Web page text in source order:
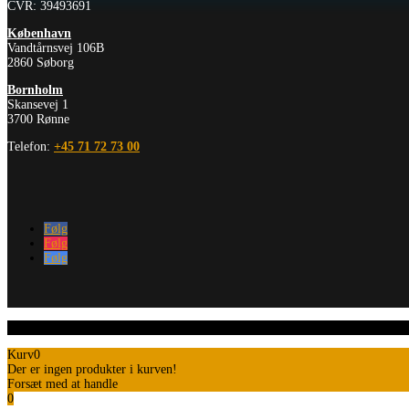
CVR: 39493691
København
Vandtårnsvej 106B
2860 Søborg
Bornholm
Skansevej 1
3700 Rønne
Telefon: +45 71 72 73 00
Følg
Følg
Følg
Kurv0
Der er ingen produkter i kurven!
Forsæt med at handle
0